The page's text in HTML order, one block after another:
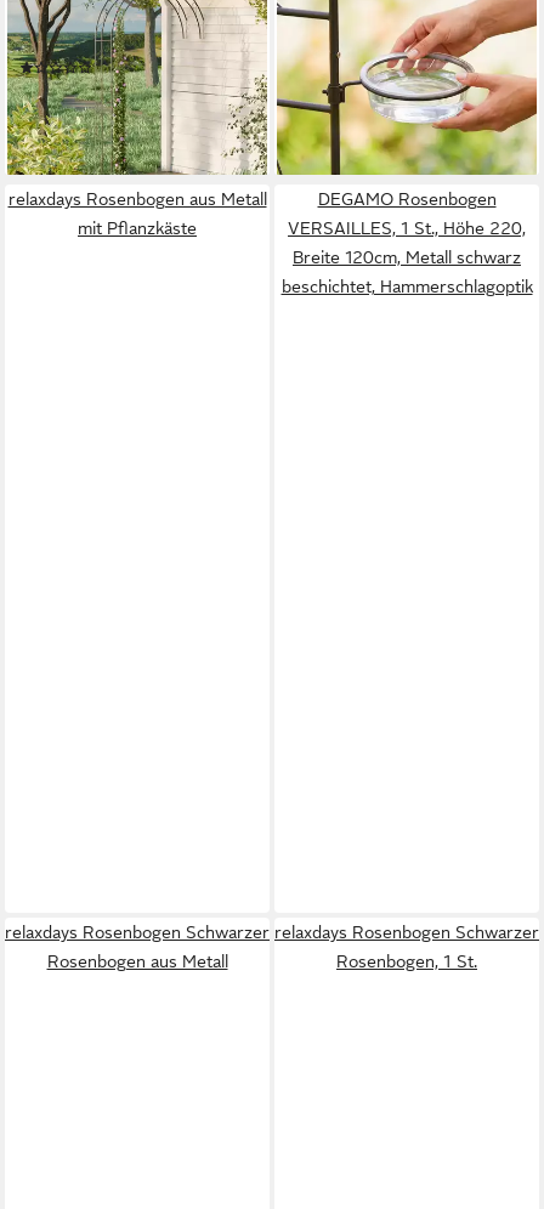
Rosenbogen Halbbogen aus
Metall
(1)
59,99 € UVP99,99 €
-40%
lieferbar - in 2-3 Werktagen bei dir
Rosenbogen mit Vogelbad &
Futterstatio
49,99 € UVP89,99 €
-44%
lieferbar - in 2-3 Werktagen bei dir
relaxdays Rosenbogen aus Metall
mit Pflanzkäste
DEGAMO Rosenbogen
VERSAILLES, 1 St., Höhe 220,
Breite 120cm, Metall schwarz
beschichtet, Hammerschlagoptik
relaxdays Rosenbogen Schwarzer
Rosenbogen aus Metall
relaxdays Rosenbogen Schwarzer
Rosenbogen, 1 St.